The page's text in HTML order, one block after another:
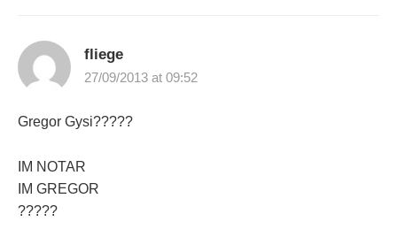
fliege
27/09/2013 at 09:52
Gregor Gysi?????
IM NOTAR
IM GREGOR
?????